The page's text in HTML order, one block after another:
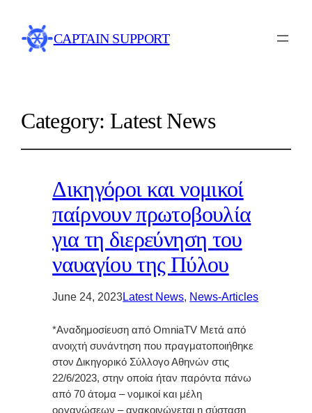
CAPTAIN SUPPORT
Category: Latest News
Δικηγόροι και νομικοί
παίρνουν πρωτοβουλία
για τη διερεύνηση του
ναυαγίου της Πύλου
June 24, 2023Latest News, News-Articles
*Αναδημοσίευση από OmniaTV Μετά από
ανοιχτή συνάντηση που πραγματοποιήθηκε
στον Δικηγορικό Σύλλογο Αθηνών στις
22/6/2023, στην οποία ήταν παρόντα πάνω
από 70 άτομα – νομικοί και μέλη
οργανώσεων – ανακοινώνεται η σύσταση